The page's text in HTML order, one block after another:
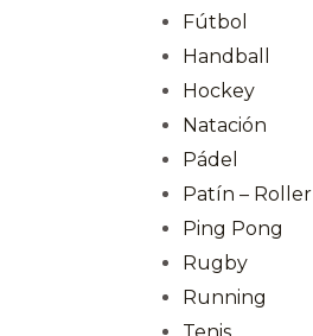
Fútbol
Handball
Hockey
Natación
Pádel
Patín – Roller
Ping Pong
Rugby
Running